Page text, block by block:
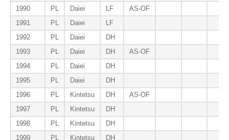
1990
PL Daiei LF
AS-OF
1991
PL Daiei
LF
1992
PL Daiei
DH
1993
PL Daiei DH
AS-OF
1994
PL Daiei
DH
1995
PL Daiei
DH
1996
PL Kintetsu DH
AS-OF
1997
PL Kintetsu
DH
1998
PL Kintetsu
DH
1999
PL Kintetsu
DH